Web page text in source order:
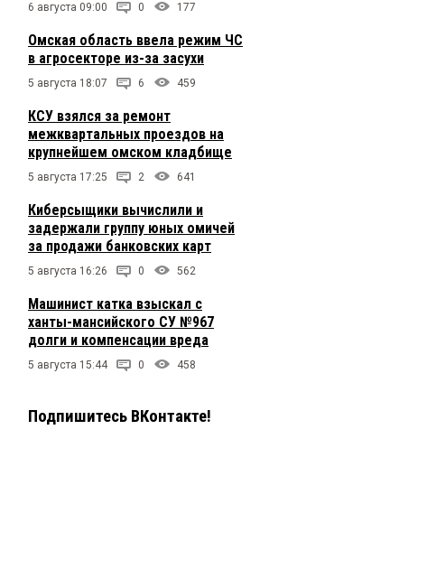
6 августа 09:00 0 177
Омская область ввела режим ЧС
в агросекторе из-за засухи
5 августа 18:07 6 459
КСУ взялся за ремонт
межквартальных проездов на
крупнейшем омском кладбище
5 августа 17:25 2 641
Киберсыщики вычислили и
задержали группу юных омичей
за продажи банковских карт
5 августа 16:26 0 562
Машинист катка взыскал с
ханты-мансийского СУ №967
долги и компенсации вреда
5 августа 15:44 0 458
Подпишитесь ВКонтакте!